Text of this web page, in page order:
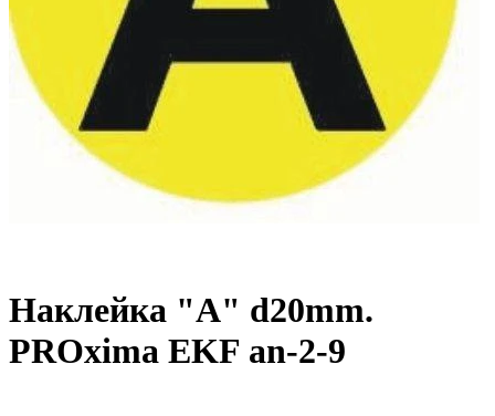
Наклейка "A" d20mm.
PROxima EKF an-2-9